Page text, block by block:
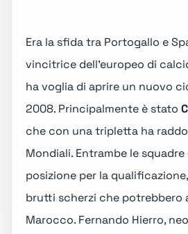
Era la sfida tra Portogallo e
vincitrice dell'europeo di
ha voglia di aprire un nuovo
2008. Principalmente è stato
che con una tripletta ha
Mondiali. Entrambe le
posizione per la
brutti scherzi che potrebbero
Marocco. Fernando Hierro,